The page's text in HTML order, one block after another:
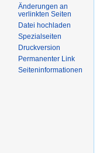
Änderungen an
verlinkten Seiten
Datei hochladen
Spezialseiten
Druckversion
Permanenter Link
Seiteninformationen